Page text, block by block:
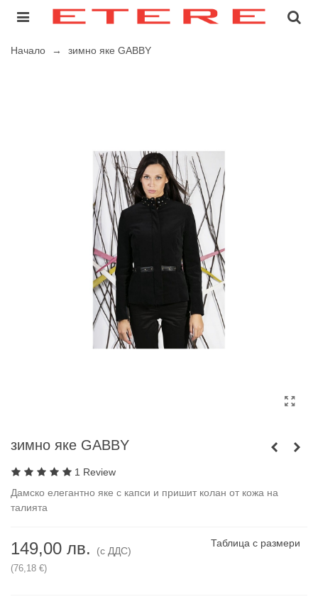
Начало → зимно яке GABBY
зимно яке GABBY
1 Review
Дамско елегантно яке с капси и пришит колан от кожа на
талията
149,00 лв. (с ДДС)
(76,18 €)
Таблица с размери